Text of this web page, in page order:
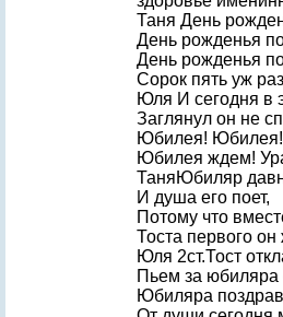
Таня День
День рожденья
День рожденья
Сорок пять уж
Юля И сегодня в
Заглянул он не
Юбилея! Юбилея!
Юбилея ждем!
ТаняЮбиляр
И душа его поет,
Потому что
Тоста первого он
Юля 2ст.Тост
Пьем за юбиляра
Юбиляра